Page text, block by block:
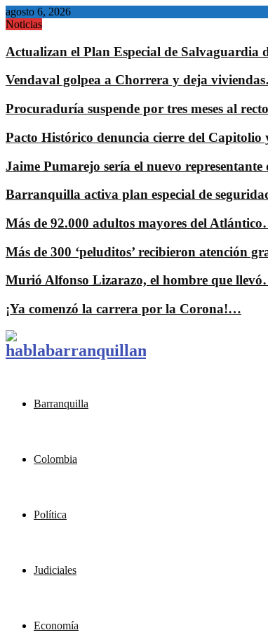
agosto 6, 2026
Noticias
Actualizan el Plan Especial de Salvaguardia
Vendaval golpea a Chorrera y deja
Procuraduría suspende por tres meses al
Pacto Histórico denuncia cierre del
Jaime Pumarejo sería el nuevo
Barranquilla activa plan especial de
Más de 92.000 adultos mayores del
Más de 300 ‘peluditos’ recibieron atención
Murió Alfonso Lizarazo, el hombre que
¡Ya comenzó la carrera por la Corona!…
Barranquilla
Colombia
Política
Judiciales
Economía